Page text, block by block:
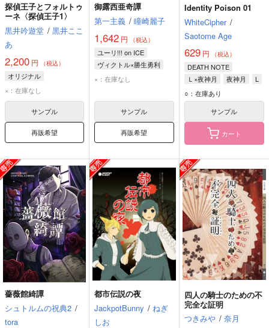
探偵王子とフォルトゥ
ーネ〈探偵王子1〉
黒井吟遊堂 / 黒井ここ
あ
2,200 円 （税込）
オリジナル
×：在庫なし
サンプル
再販希望
御露西亜奇譚
第一主義 / 瞳崎麗子
1,642 円 （税込）
ユーリ!!! on ICE
ヴィクトル×勝生勇利
勝生勇利
×：在庫なし
サンプル
再販希望
Identity Poison 01
WhiteCipher /
Saotome Age
629円 （税込）
DEATH NOTE
Ｌ×夜神月
夜神月
L
○：在庫あり
サンプル
カート
薔薇館綺譚
シュトルムの祝典2 /
tora
都市伝説の夜
JackpotBunny / ねぎ
しお
四人の騎士のための不
完全な証明
つきみや / 奈月